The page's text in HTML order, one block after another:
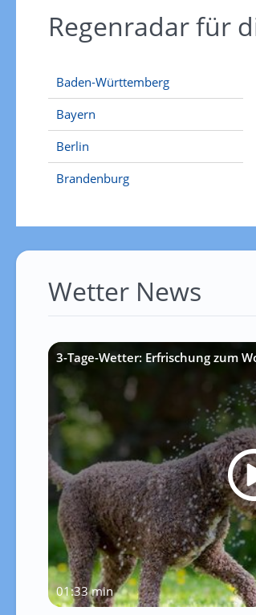
Regenradar für
Baden-Württemberg
Bayern
Berlin
Brandenburg
Wetter News
3-Tage-Wetter: Erfrischung zum
01:33 min